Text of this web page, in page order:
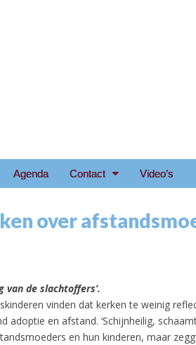
Arnhem
Agenda Contact Video’s
over
van de slachtoffers’.
vinden dat kerken te weinig
adoptie en afstand. ‘Schijnheilig,
en hun kinderen, maar